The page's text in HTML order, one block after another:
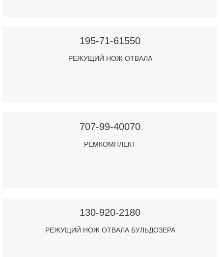
195-71-61550
РЕЖУЩИЙ НОЖ ОТВАЛА
707-99-40070
РЕМКОМПЛЕКТ
130-920-2180
РЕЖУЩИЙ НОЖ ОТВАЛА БУЛЬДОЗЕРА